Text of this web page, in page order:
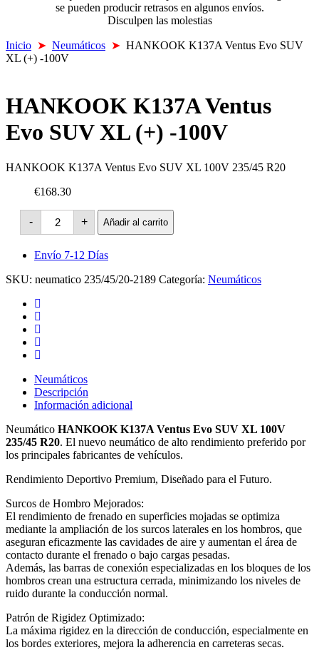
se pueden producir retrasos en algunos envíos.
Disculpen las molestias
Inicio ➤ Neumáticos ➤ HANKOOK K137A Ventus Evo SUV
XL (+) -100V
HANKOOK K137A Ventus
Evo SUV XL (+) -100V
HANKOOK K137A Ventus Evo SUV XL 100V 235/45 R20
€168.30
-
HANKOOK
K137A
Ventus
Evo
SUV
(+)
+ Añadir al carrito
Envío 7-12 Días
SKU: neumatico 235/45/20-2189 Categoría: Neumáticos
Neumáticos
Descripción
Información adicional
Neumático HANKOOK K137A Ventus Evo SUV XL 100V
235/45 R20. El nuevo neumático de alto rendimiento preferido por
los principales fabricantes de vehículos.
Rendimiento Deportivo Premium, Diseñado para el Futuro.
Surcos de Hombro Mejorados:
El rendimiento de frenado en superficies mojadas se optimiza
mediante la ampliación de los surcos laterales en los hombros, que
aseguran eficazmente las cavidades de aire y aumentan el área de
contacto durante el frenado o bajo cargas pesadas.
Además, las barras de conexión especializadas en los bloques de los
hombros crean una estructura cerrada, minimizando los niveles de
ruido durante la conducción normal.
Patrón de Rigidez Optimizado:
La máxima rigidez en la dirección de conducción, especialmente en
los bordes exteriores, mejora la adherencia en carreteras secas.